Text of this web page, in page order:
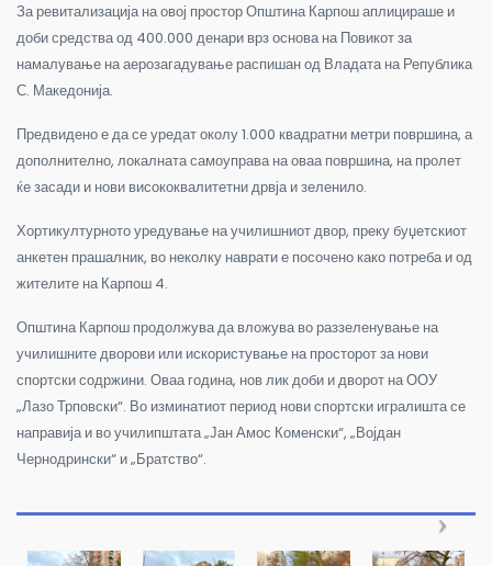
За ревитализација на овој простор Општина Карпош аплицираше и
доби средства од 400.000 денари врз основа на Повикот за
намалување на аерозагадување распишан од Владата на Република
С. Македонија.
Предвидено е да се уредат околу 1.000 квадратни метри површина, а
дополнително, локалната самоуправа на оваа површина, на пролет
ќе засади и нови висококвалитетни дрвја и зеленило.
Хортикултурното уредување на училишниот двор, преку буџетскиот
анкетен прашалник, во неколку наврати е посочено како потреба и од
жителите на Карпош 4.
Општина Карпош продолжува да вложува во раззеленување на
училишните дворови или искористување на просторот за нови
спортски содржини. Оваа година, нов лик доби и дворот на ООУ
„Лазо Трповски“. Во изминатиот период нови спортски игралишта се
направија и во училипштата „Јан Амос Коменски“, „Војдан
Чернодрински“ и „Братство“.